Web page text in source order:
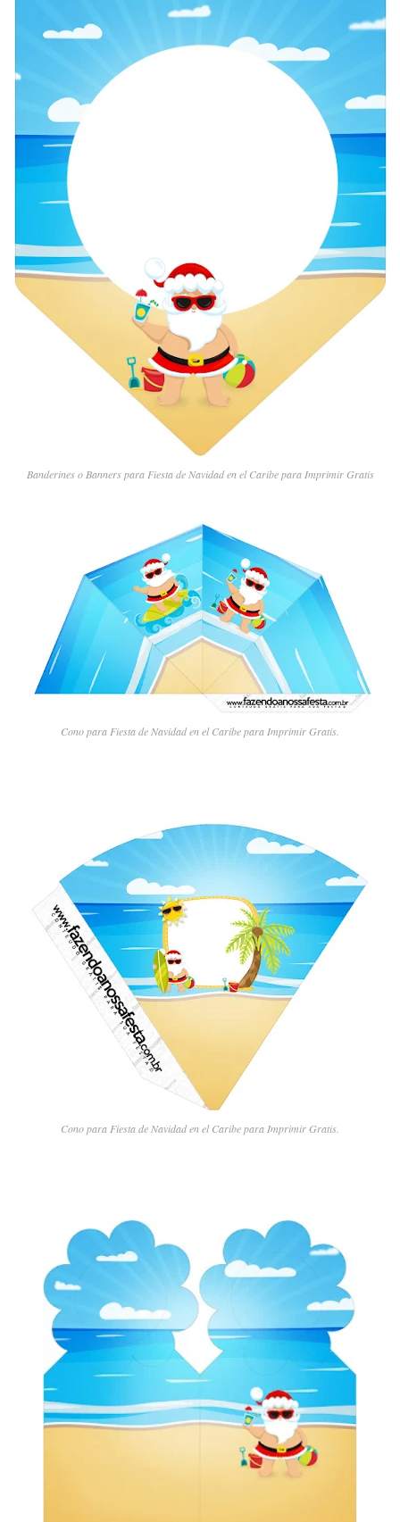
Banderines o Banners para Fiesta de Navidad en el Caribe para Imprimir Gratis
Cono para Fiesta de Navidad en el Caribe para Imprimir Gratis.
Cono para Fiesta de Navidad en el Caribe para Imprimir Gratis.